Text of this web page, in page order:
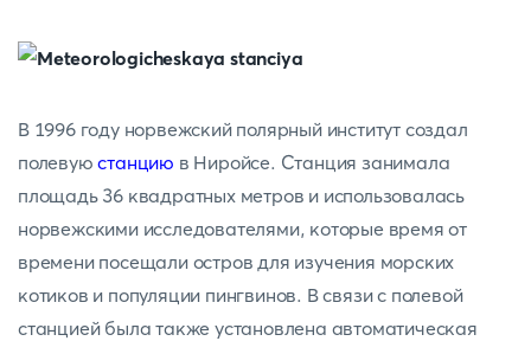
В 1996 году норвежский полярный институт создал
полевуюстанцию в Ниройсе. Станция занимала
площадь 36 квадратных метров и использовалась
норвежскими исследователями, которые время от
времени посещали остров для изучения морских
котиков и популяции пингвинов. В связи с полевой
станцией была также установлена автоматическая